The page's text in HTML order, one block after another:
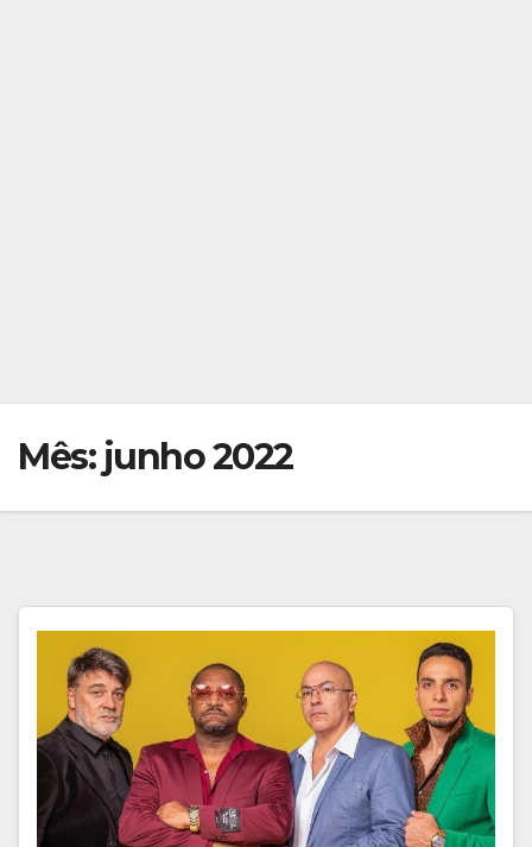
Mês: junho 2022